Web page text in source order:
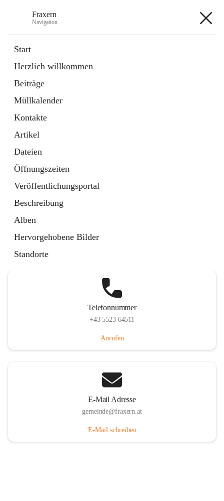
Fraxern
Navigation
Start
Herzlich willkommen
Beiträge
Müllkalender
Kontakte
Artikel
Dateien
Öffnungszeiten
Veröffentlichungsportal
Beschreibung
Alben
Hervorgehobene Bilder
Standorte
Ordner
in
Tab
Formulare
Artikel
öffnet
in
neuem
Tab
Telefonnummer
+43 5523 64511
Anrufen
E-Mail Adresse
gemeinde@fraxern.at
E-Mail schreiben